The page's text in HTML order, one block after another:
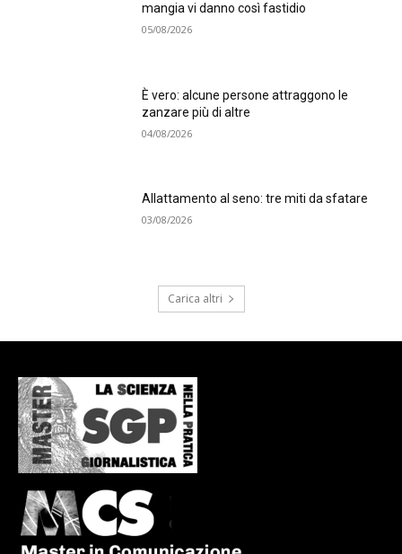
mangia vi danno così fastidio
05/08/2026
È vero: alcune persone attraggono le
zanzare più di altre
04/08/2026
Allattamento al seno: tre miti da sfatare
03/08/2026
Carica altri